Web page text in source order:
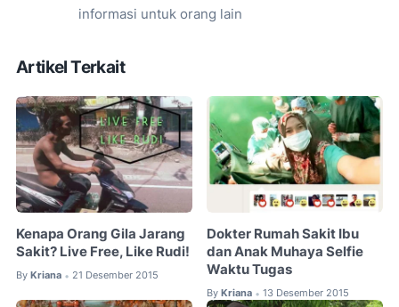
informasi untuk orang lain
Artikel Terkait
Kenapa Orang Gila Jarang
Sakit? Live Free, Like Rudi!
By Kriana • 21 Desember 2015
Dokter Rumah Sakit Ibu
dan Anak Muhaya Selfie
Waktu Tugas
By Kriana • 13 Desember 2015